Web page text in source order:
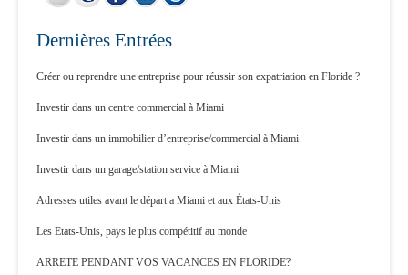
Dernières Entrées
Créer ou reprendre une entreprise pour réussir son expatriation en Floride ?
Investir dans un centre commercial à Miami
Investir dans un immobilier d’entreprise/commercial à Miami
Investir dans un garage/station service à Miami
Adresses utiles avant le départ a Miami et aux États-Unis
Les Etats-Unis, pays le plus compétitif au monde
ARRETE PENDANT VOS VACANCES EN FLORIDE?